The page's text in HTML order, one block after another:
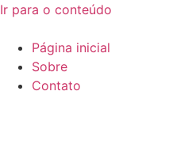
Ir para o conteúdo
Página inicial
Sobre
Contato